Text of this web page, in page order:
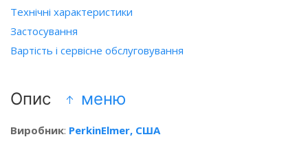
Технічні характеристики
Застосування
Вартість і сервісне обслуговування
Опис меню
Виробник: PerkinElmer, США